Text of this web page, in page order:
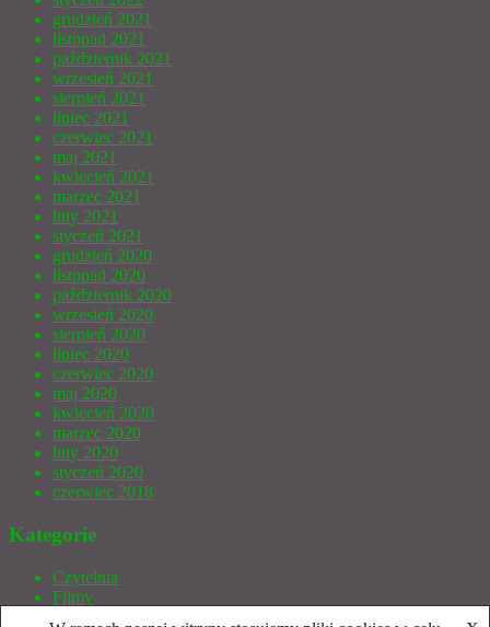
grudzień 2021
listopad 2021
październik 2021
wrzesień 2021
sierpień 2021
lipiec 2021
czerwiec 2021
maj 2021
kwiecień 2021
marzec 2021
luty 2021
styczeń 2021
grudzień 2020
listopad 2020
październik 2020
wrzesień 2020
sierpień 2020
lipiec 2020
czerwiec 2020
maj 2020
kwiecień 2020
marzec 2020
luty 2020
styczeń 2020
czerwiec 2018
Kategorie
Czytelnia
Filmy